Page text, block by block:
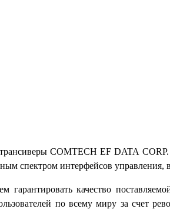
COMTECH EF DATA
спектром интерфейсов управления,
качество
по всему миру за счет